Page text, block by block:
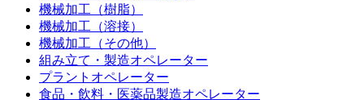
機械加工（樹脂）
機械加工（溶接）
機械加工（その他）
組み立て・製造オペレーター
プラントオペレーター
食品・飲料・医薬品製造オペレーター